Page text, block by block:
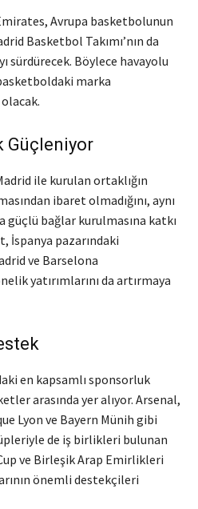
Avrupa basketbolunun
Basketbol Takımı’nın da
sürdürecek. Böylece havayolu
marka
Güçleniyor
ile kurulan ortaklığın
ibaret olmadığını, aynı
bağlar kurulmasına katkı
İspanya pazarındaki
ve Barselona
yatırımlarını da artırmaya
en kapsamlı sponsorluk
arasında yer alıyor. Arsenal,
Lyon ve Bayern Münih gibi
de iş birlikleri bulunan
ve Birleşik Arap Emirlikleri
önemli destekçileri